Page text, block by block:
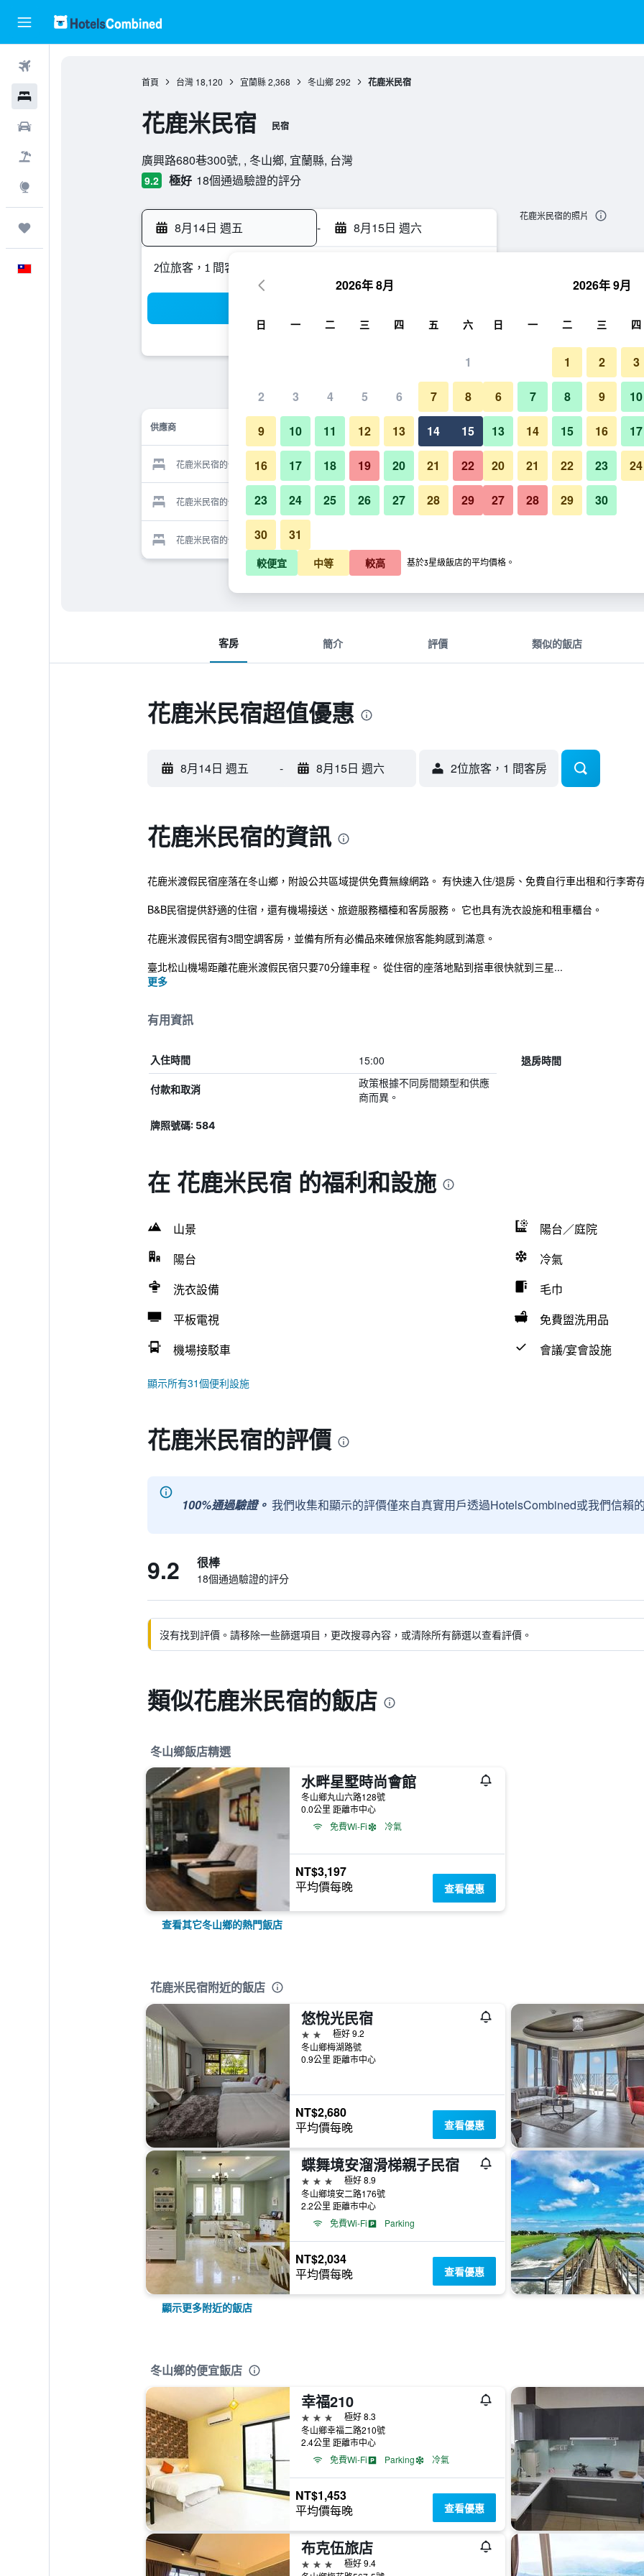
首頁 台灣 18,120 宜蘭縣 2,368 冬山鄉 292 花鹿米民宿
花鹿米民宿 民宿
廣興路680巷300號, , 冬山鄉, 宜蘭縣, 台灣
9.2 極好 18個通過驗證的評分
8月14日 週五 - 8月15日 週六
2位旅客，1 間客房
供應商
花鹿米民宿的供應商 顯示價格
花鹿米民宿的供應商 顯示價格
花鹿米民宿的供應商
花鹿米民宿的照片
客房 簡介 評價 類似的飯店
花鹿米民宿超值優惠
8月14日 週五 - 8月15日 週六 2位旅客，1 間客房
花鹿米民宿的資訊
花鹿米渡假民宿座落在冬山鄉，附設公共區域提供免費無線網路。 有快速入住/退房、免費自行車出租和行李寄
B&B民宿提供舒適的住宿，還有機場接送、旅遊服務櫃檯和客房服務。 它也具有洗衣設施和租車櫃台。
花鹿米渡假民宿有3間空調客房，並備有所有必備品來確保旅客能夠感到滿意。
臺北松山機場距離花鹿米渡假民宿只要70分鐘車程。 從住宿的座落地點到搭車很快就到三星...
更多
有用資訊
入住時間 15:00 退房時間
付款和取消
政策根據不同房間類型和供應
商而異。
牌照號碼: 584
在 花鹿米民宿 的福利和設施
山景
陽台／庭院
陽台
冷氣
洗衣設備
毛巾
平板電視
免費盥洗用品
機場接駁車
會議/宴會設施
顯示所有31個便利設施
花鹿米民宿的評價
100%通過驗證。 我們收集和顯示的評價僅來自真實用戶透過HotelsCombined或我們信賴
9.2 很棒
18個通過驗證的評分
沒有找到評價。請移除一些篩選項目，更改搜尋內容，或清除所有篩選以查看評價。
類似花鹿米民宿的飯店
冬山鄉飯店精選
水畔星墅時尚會館
冬山鄉丸山六路128號
0.0公里 距離市中心
免費Wi-Fi
冷氣
NT$3,197
平均價每晚 查看優惠
查看其它冬山鄉的熱門飯店
花鹿米民宿附近的飯店
悠悅光民宿
2星級
極好 9.2
冬山鄉梅湖路號
0.9公里 距離市中心
NT$2,680
平均價每晚 查看優惠
蝶舞境安溜滑梯親子民宿
3星級
極好 8.9
冬山鄉境安二路176號
2.2公里 距離市中心
免費Wi-Fi
Parking
NT$2,034
平均價每晚 查看優惠
顯示更多附近的飯店
冬山鄉的便宜飯店
幸福210
3星級
極好 8.3
冬山鄉幸福二路210號
2.4公里 距離市中心
免費Wi-Fi
Parking 冷氣
NT$1,453
平均價每晚 查看優惠
布克伍旅店
3星級
極好 9.4
2026年 8月
日 一 二 三 四 五 六
1
2 3 4 5 6 7 8
9 10 11 12 13 14 15
16 17 18 19 20 21 22
23 24 25 26 27 28 29
30 31
2026年 9月
日 一 二 三 四
1 2 3
6 7 8 9 10
13 14 15 16 17
20 21 22 23 24
27 28 29 30
較便宜 中等 較高 基於3星級飯店的平均價格。